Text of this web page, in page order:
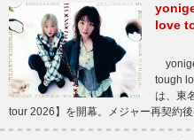
love
tough
は、東
tour 2026】を開幕。メジャー再契約